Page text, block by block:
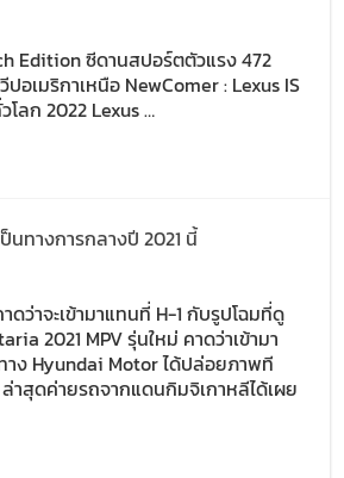
Edition ซีดานสปอร์ตตัวแรง 472
อเมริกาเหนือ NewComer : Lexus IS
ลก 2022 Lexus …
นทางการกลางปี 2021 นี้
ว่าจะเข้ามาแทนที่ H-1 กับรูปโฉมที่ดู
2021 MPV รุ่นใหม่ คาดว่าเข้ามา
าง Hyundai Motor ได้ปล่อยภาพที
าสุดค่ายรถจากแดนกิมจิเกาหลีได้เผย